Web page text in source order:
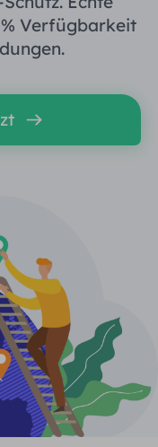
$0.8/GB
$0.28/IP/Tag
$1.4
Sie jetzt!
$0/Tag
Verfügbarkeit